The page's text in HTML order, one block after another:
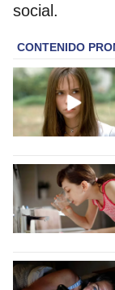
social.